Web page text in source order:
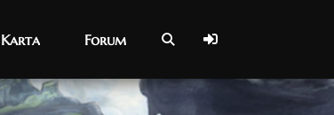
Karta
Karta Forum
Forum